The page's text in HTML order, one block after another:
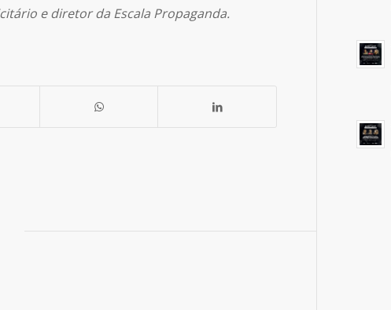
e diretor da Escala Propaganda.